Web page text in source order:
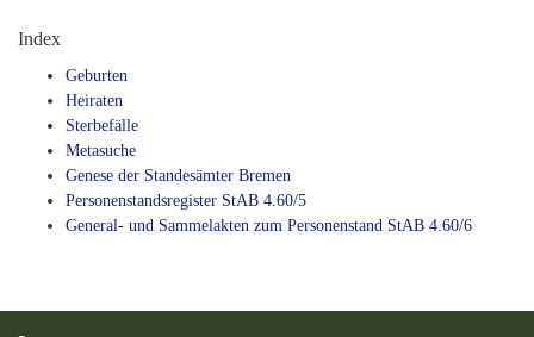
Index
Geburten
Heiraten
Sterbefälle
Metasuche
Genese der Standesämter Bremen
Personenstandsregister StAB 4.60/5
General- und Sammelakten zum Personenstand StAB 4.60/6